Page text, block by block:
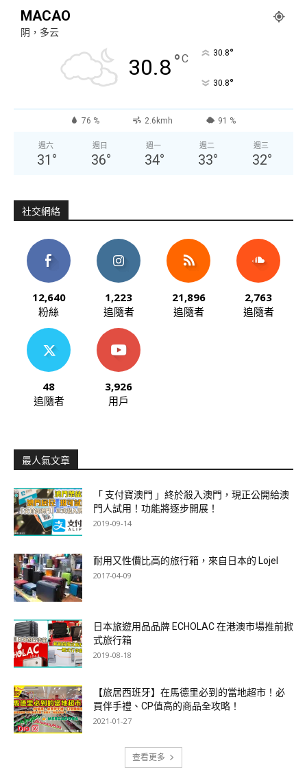
MACAO
阴，多云
30.8°C 30.8°
30.8°
76 % 2.6kmh 91 %
週六
31 °
週日
36°
週一
34°
週二
33°
週三
32°
社交網絡
12,640
粉絲
1,223
追隨者
21,896
追隨者
2,763
追隨者
48
追隨者
3,926
用戶
最人氣文章
「 支付寶澳門 」終於殺入澳門，現正公開給澳
門人試用！功能將逐步開展！
2019-09-14
耐用又性價比高的旅行箱，來自日本的 Lojel
2017-04-09
日本旅遊用品品牌 ECHOLAC 在港澳市場推前掀
式旅行箱
2019-08-18
【旅居西班牙】在馬德里必到的當地超市！必
買伴手禮、CP值高的商品全攻略！
2021-01-27
查看更多